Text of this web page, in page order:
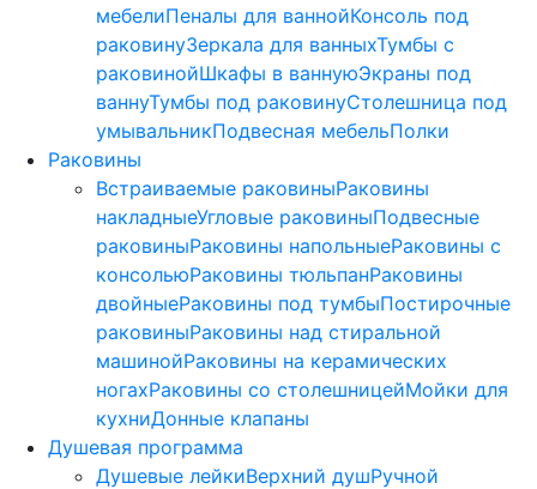
мебелиПеналы для ваннойКонсоль под
раковинуЗеркала для ванныхТумбы с
раковинойШкафы в ваннуюЭкраны под
ваннуТумбы под раковинуСтолешница под
умывальникПодвесная мебельПолки
Раковины
Встраиваемые раковиныРаковины
накладныеУгловые раковиныПодвесные
раковиныРаковины напольныеРаковины с
консольюРаковины тюльпанРаковины
двойныеРаковины под тумбыПостирочные
раковиныРаковины над стиральной
машинойРаковины на керамических
ногахРаковины со столешницейМойки для
кухниДонные клапаны
Душевая программа
Душевые лейкиВерхний душРучной